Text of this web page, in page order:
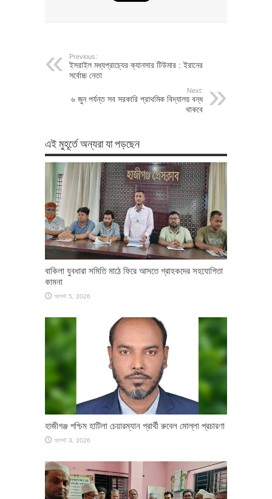
Previous:
ইসরাইল মধ্যপ্রাচ্যের ক্যানসার টিউমার : ইরানের
সর্বোচ্চ নেতা
Next:
৬ জুন পর্যন্ত সব সরকারি প্রাথমিক বিদ্যালয় বন্ধ
থাকবে
এই মুহূর্তে অন্যরা যা পড়ছেন
বাকিলা যুবধারা সমিতি মাঠে ফিরে আসতে গ্রাহকদের সহযোগিতা
কামনা
আগস্ট 5, 2026
হাজীগঞ্জ পশ্চিম হাটিলা চেয়ারম্যান প্রার্থী রুবেল মোল্লা প্রচারণা
আগস্ট 3, 2026